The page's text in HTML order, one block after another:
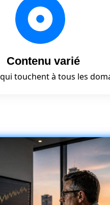
Contenu varié
touchent à tous les